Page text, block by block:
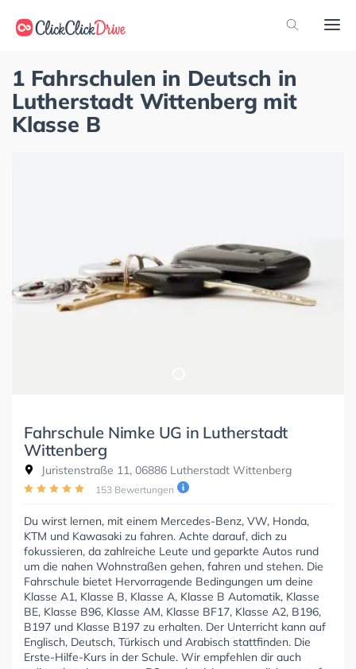
1 Fahrschulen in Deutsch in
Lutherstadt Wittenberg mit
Klasse B
Fahrschule Nimke UG in Lutherstadt
Wittenberg
Juristenstraße 11, 06886 Lutherstadt Wittenberg
153 Bewertungen
Du wirst lernen, mit einem Mercedes-Benz, VW, Honda,
KTM und Kawasaki zu fahren. Achte darauf, dich zu
fokussieren, da zahlreiche Leute und geparkte Autos rund
um die nahen Wohnstraßen gehen, fahren und stehen. Die
Fahrschule bietet Hervorragende Bedingungen um deine
Klasse A1, Klasse B, Klasse A, Klasse B Automatik, Klasse
BE, Klasse B96, Klasse AM, Klasse BF17, Klasse A2, B196,
B197 und Klasse B197 zu erhalten. Der Unterricht kann auf
Englisch, Deutsch, Türkisch und Arabisch stattfinden. Die
Erste-Hilfe-Kurs in der Schule. Wir empfehlen dir auch